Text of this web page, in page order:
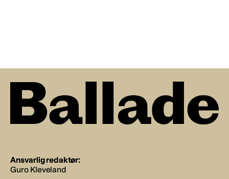
Ansvarlig redaktør:
Guro Kleveland